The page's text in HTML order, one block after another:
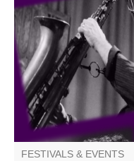
Concert « Il suffit de
musiciens italiens et
jouer ensemble.
FESTIVALS & EVENTS